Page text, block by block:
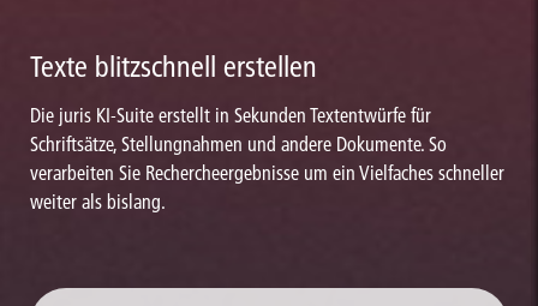
Texte blitzschnell erstellen
Die juris KI-Suite erstellt in Sekunden Textentwürfe für
Schriftsätze, Stellungnahmen und andere Dokumente. So
verarbeiten Sie Rechercheergebnisse um ein Vielfaches schneller
weiter als bislang.